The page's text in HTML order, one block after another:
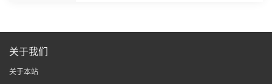
关于我们
关于本站